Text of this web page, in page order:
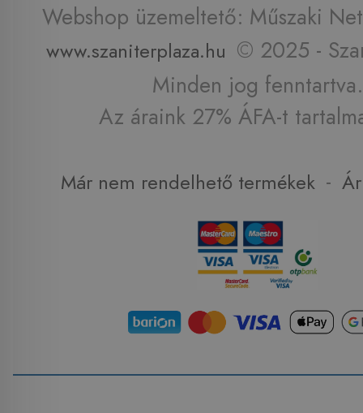
Webshop üzemeltető: Műszaki
www.szaniterplaza.hu © 2025 -
Minden jog fenntartva.
Az áraink 27% ÁFA-t
Már nem rendelhető termékek -